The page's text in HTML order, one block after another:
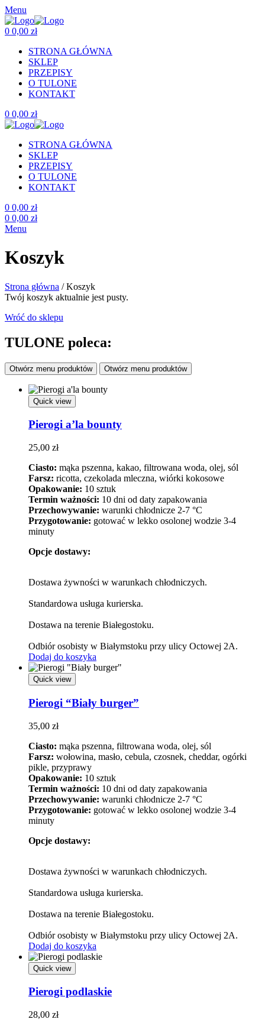
Menu
0 0,00 zł
STRONA GŁÓWNA
SKLEP
PRZEPISY
O TULONE
KONTAKT
0 0,00 zł
STRONA GŁÓWNA
SKLEP
PRZEPISY
O TULONE
KONTAKT
0 0,00 zł
0 0,00 zł
Menu
Koszyk
Strona główna /Koszyk
Twój koszyk aktualnie jest pusty.
Wróć do sklepu
TULONE poleca:
Otwórz menu produktów Otwórz menu produktów
Quick view
Pierogi a’la bounty
25,00 zł
Ciasto: mąka pszenna, kakao, filtrowana woda, olej, sól
Farsz: ricotta, czekolada mleczna, wiórki kokosowe
Opakowanie: 10 sztuk
Termin ważności: 10 dni od daty zapakowania
Przechowywanie: warunki chłodnicze 2-7 °C
Przygotowanie: gotować w lekko osolonej wodzie 3-4
minuty
Opcje dostawy:
Dostawa żywności w warunkach chłodniczych.
Standardowa usługa kurierska.
Dostawa na terenie Białegostoku.
Odbiór osobisty w Białymstoku przy ulicy Octowej 2A.
Dodaj do koszyka
Quick view
Pierogi “Biały burger”
35,00 zł
Ciasto: mąka pszenna, filtrowana woda, olej, sól
Farsz: wołowina, masło, cebula, czosnek, cheddar, ogórki
pikle, przyprawy
Opakowanie: 10 sztuk
Termin ważności: 10 dni od daty zapakowania
Przechowywanie: warunki chłodnicze 2-7 °C
Przygotowanie: gotować w lekko osolonej wodzie 3-4
minuty
Opcje dostawy:
Dostawa żywności w warunkach chłodniczych.
Standardowa usługa kurierska.
Dostawa na terenie Białegostoku.
Odbiór osobisty w Białymstoku przy ulicy Octowej 2A.
Dodaj do koszyka
Quick view
Pierogi podlaskie
28,00 zł